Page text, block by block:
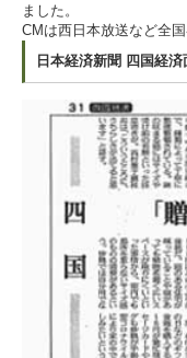
ました。
CMは西日本放送など全
日本経済新聞 四国経